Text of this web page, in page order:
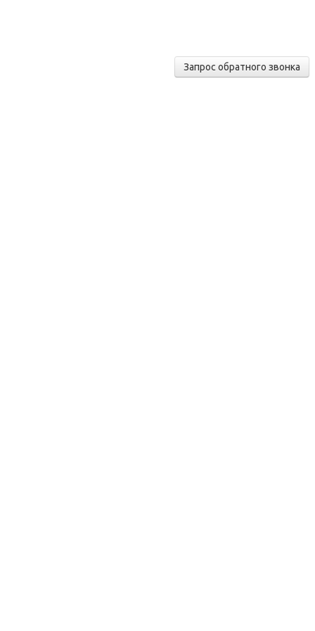
Запрос обратного звонка